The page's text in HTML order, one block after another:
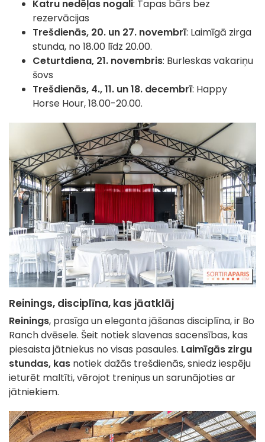
Katru nedēļas nogali: Tapas bārs bez
rezervācijas
Trešdienās, 20. un 27. novembrī: Laimīgā zirga
stunda, no 18.00 līdz 20.00.
Ceturtdiena, 21. novembris: Burleskas vakariņu
šovs
Trešdienās, 4., 11. un 18. decembrī: Happy
Horse Hour, 18.00-20.00.
Reinings, disciplīna, kas jāatklāj
Reinings, prasīga un eleganta jāšanas disciplīna, ir Bo
Ranch dvēsele. Šeit notiek slavenas sacensības, kas
piesaista jātniekus no visas pasaules. Laimīgās zirgu
stundas, kas notiek dažās trešdienās, sniedz iespēju
ieturēt maltīti, vērojot treniņus un sarunājoties ar
jātniekiem.